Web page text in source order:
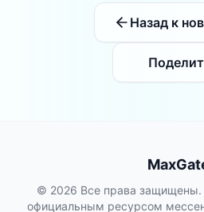
Назад к
© 2026 Все права защищены.
официальным ресурсом